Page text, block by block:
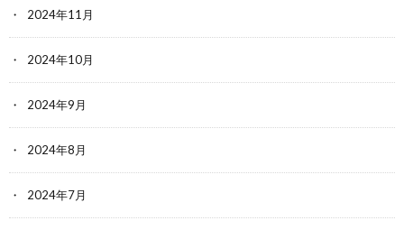
2024年11月
2024年10月
2024年9月
2024年8月
2024年7月